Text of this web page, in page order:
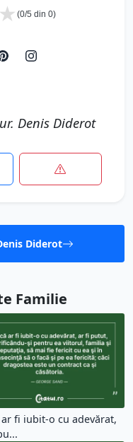
★ (0/5 din 0)
Denis Diderot
Diderot
Familie
ar fi iubit-o cu adevărat,